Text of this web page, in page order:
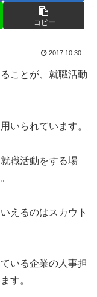
コピー
2017.10.30
ことが、就職活動
いられています。
職活動をする場
えるのはスカウト
いる企業の人事担
す。